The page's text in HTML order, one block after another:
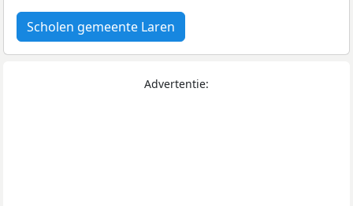
Scholen gemeente Laren
Advertentie: